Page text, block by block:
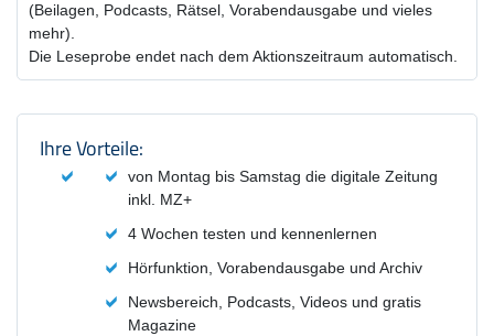
(Beilagen, Podcasts, Rätsel, Vorabendausgabe und vieles
mehr).
Die Leseprobe endet nach dem Aktionszeitraum automatisch.
Produktzusammenfassung und
Ihre Vorteile:
von Montag bis Samstag die digitale Zeitung
inkl. MZ+
4 Wochen testen und kennenlernen
Hörfunktion, Vorabendausgabe und Archiv
Newsbereich, Podcasts, Videos und gratis
Magazine